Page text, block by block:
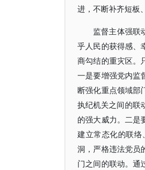
进，不断补齐短板
监督主体强联
乎人民的获得感、
商勾结的重灾区。
一是要增强党内监
断强化重点领域部
执纪机关之间的联
的强大威力。二是
建立常态化的联
洞，严格违法党员
门之间的联动。通